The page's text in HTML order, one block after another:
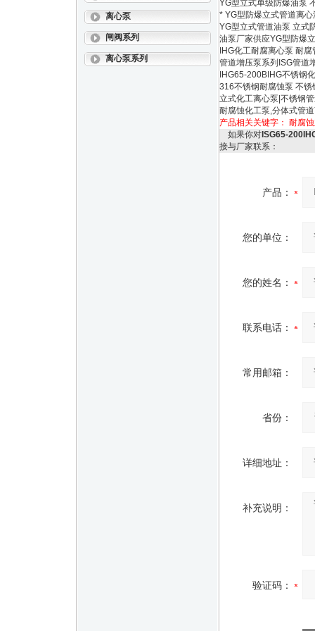
离心泵
闸阀系列
离心泵系列
YG型立式单级防爆油泵
* YG型防爆立式管道离
YG型立式管道油泵 立式
油泵厂家供应YG型防爆
IHG化工耐腐离心泵 耐
管道增压泵系列ISG管道
IHG65-200BIHG不锈钢
316不锈钢耐腐蚀泵 不
立式化工离心泵|不锈钢
耐腐蚀化工泵,分体式管
产品相关关键字： 耐腐
如果你对 ISG65-
接与厂家联系：
产品：
您的单位：
您的姓名：
联系电话：
常用邮箱：
省份：
详细地址：
补充说明：
验证码：